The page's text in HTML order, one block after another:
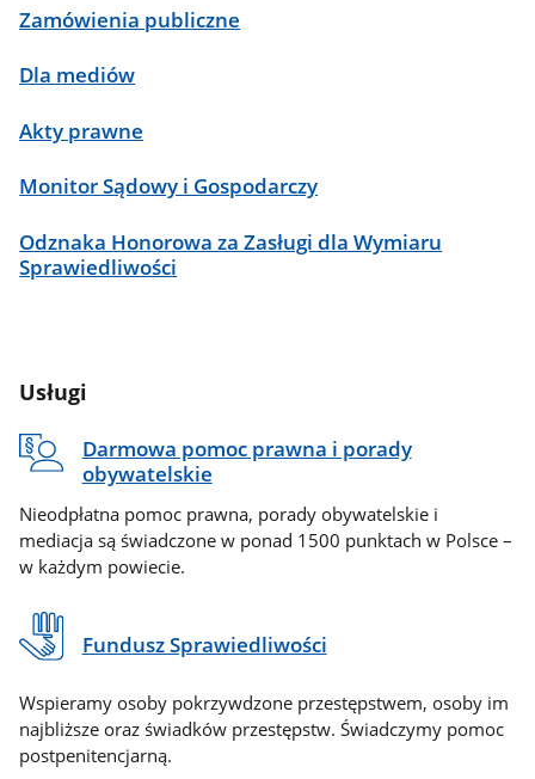
Zamówienia publiczne
Dla mediów
Akty prawne
Monitor Sądowy i Gospodarczy
Odznaka Honorowa za Zasługi dla Wymiaru
Sprawiedliwości
Usługi
Darmowa pomoc prawna i porady
obywatelskie
Nieodpłatna pomoc prawna, porady obywatelskie i
mediacja są świadczone w ponad 1500 punktach w Polsce –
w każdym powiecie.
Fundusz Sprawiedliwości
Wspieramy osoby pokrzywdzone przestępstwem, osoby im
najbliższe oraz świadków przestępstw. Świadczymy pomoc
postpenitencjarną.